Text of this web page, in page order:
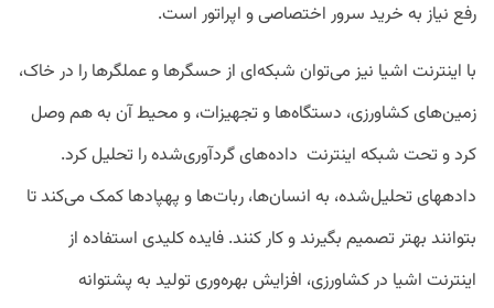
رفع نیاز به خرید سرور اختصاصی و اپراتور است.
با اینترنت اشیا نیز می‌توان شبکه‌ای از حسگرها و عملگرها را در خاک،
زمین‌های کشاورزی، دستگاه‌ها و تجهیزات، و محیط آن به هم وصل
کرد و تحت شبکه اینترنت داده‌های گردآوری‌شده را تحلیل کرد.
دادههای تحلیل‌شده، به انسان‌ها، ربات‌ها و پهپادها کمک می‌کند تا
بتوانند بهتر تصمیم بگیرند و کار کنند. فایده کلیدی استفاده از
اینترنت اشیا در کشاورزی، افزایش بهره‌وری تولید به‌ پشتوانه